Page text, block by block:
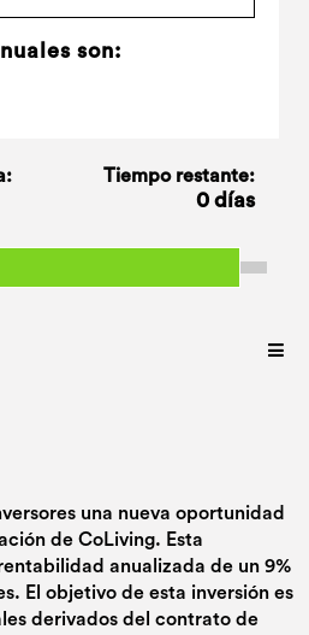
son:
Tiempo restante:
0 días
una nueva oportunidad
de CoLiving. Esta
anualizada de un 9%
El objetivo de esta inversión es
derivados del contrato de